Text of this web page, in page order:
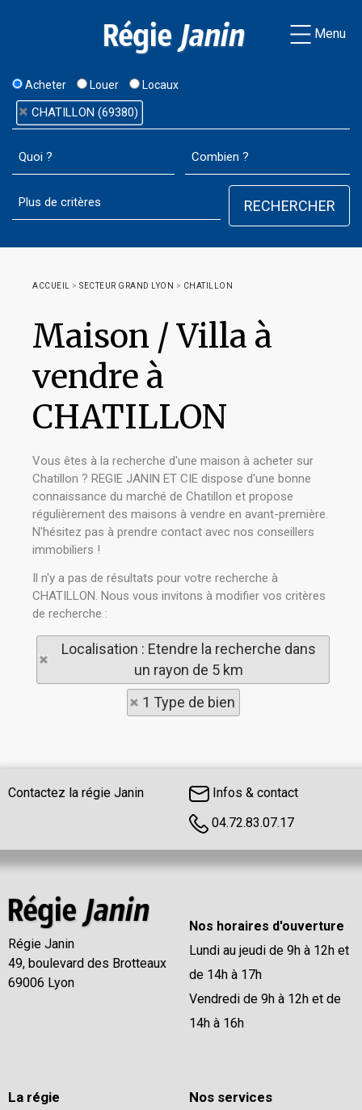
Menu
Acheter Louer Locaux
CHATILLON (69380)
ACCUEIL > SECTEUR GRAND LYON > CHATILLON
Maison / Villa à
vendre à
CHATILLON
Vous êtes à la recherche d'une maison à acheter sur
Chatillon ? REGIE JANIN ET CIE dispose d'une bonne
connaissance du marché de Chatillon et propose
régulièrement des maisons à vendre en avant-première.
N'hésitez pas à prendre contact avec nos conseillers
immobiliers !
Il n'y a pas de résultats pour votre recherche à
CHATILLON. Nous vous invitons à modifier vos critères
de recherche :
Localisation : Etendre la recherche dans
un rayon de 5 km
1 Type de bien
Contactez la régie Janin
Infos & contact
04.72.83.07.17
Régie Janin
49, boulevard des Brotteaux
69006 Lyon
Nos horaires d'ouverture
Lundi au jeudi de 9h à 12h et
de 14h à 17h
Vendredi de 9h à 12h et de
14h à 16h
La régie Nos services